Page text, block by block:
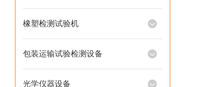
橡塑检测试验机
包装运输试验检测设备
光学仪器设备